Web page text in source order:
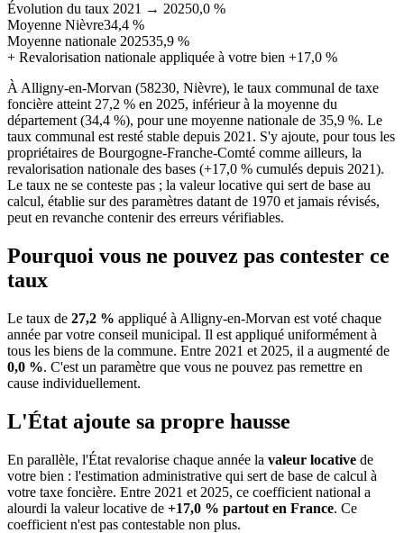
Évolution du taux 2021 → 20250,0 %
Moyenne Nièvre34,4 %
Moyenne nationale 202535,9 %
+ Revalorisation nationale appliquée à votre bien +17,0 %
À Alligny-en-Morvan (58230, Nièvre), le taux communal de taxe
foncière atteint 27,2 % en 2025, inférieur à la moyenne du
département (34,4 %), pour une moyenne nationale de 35,9 %. Le
taux communal est resté stable depuis 2021. S'y ajoute, pour tous les
propriétaires de Bourgogne-Franche-Comté comme ailleurs, la
revalorisation nationale des bases (+17,0 % cumulés depuis 2021).
Le taux ne se conteste pas ; la valeur locative qui sert de base au
calcul, établie sur des paramètres datant de 1970 et jamais révisés,
peut en revanche contenir des erreurs vérifiables.
Pourquoi vous ne pouvez pas contester ce
taux
Le taux de 27,2 % appliqué à Alligny-en-Morvan est voté chaque
année par votre conseil municipal. Il est appliqué uniformément à
tous les biens de la commune. Entre 2021 et 2025, il a augmenté de
0,0 %. C'est un paramètre que vous ne pouvez pas remettre en
cause individuellement.
L'État ajoute sa propre hausse
En parallèle, l'État revalorise chaque année la valeur locative de
votre bien : l'estimation administrative qui sert de base de calcul à
votre taxe foncière. Entre 2021 et 2025, ce coefficient national a
alourdi la valeur locative de +17,0 % partout en France. Ce
coefficient n'est pas contestable non plus.